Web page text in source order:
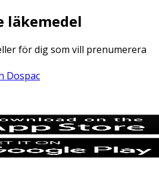
läkemedel
för dig som vill prenumerera
Dospac